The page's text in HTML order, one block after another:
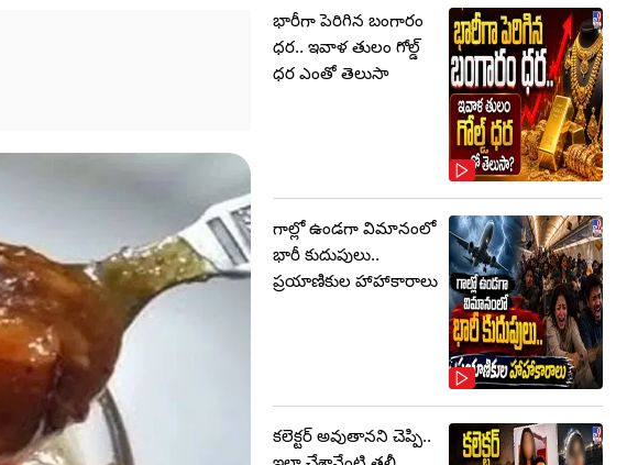
భారీగా పెరిగిన బంగారం
ధర.. ఇవాళ తులం గోల్డ్‌
ధర ఎంతో తెలుసా
గాల్లో ఉండగా విమానంలో
భారీ కుదుపులు..
ప్రయాణికుల హాహాకారాలు
కలెక్టర్‌ అవుతానని చెప్పి..